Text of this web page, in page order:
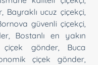
Bayraklı ucuz çiçekçi
güvenli çiçekçi
, Bostanlı en yakın
çiçek gönder, Buca
çiçek gönder